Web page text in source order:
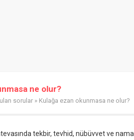
ne olur?
sorular » Kulağa ezan okunmasa ne olur?
tekbir, tevhid, nübüvvet ve